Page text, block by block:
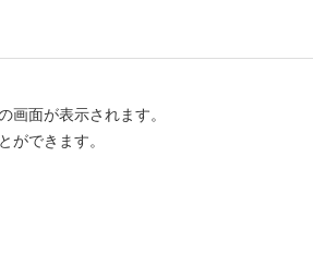
画面が表示されます。
ができます。